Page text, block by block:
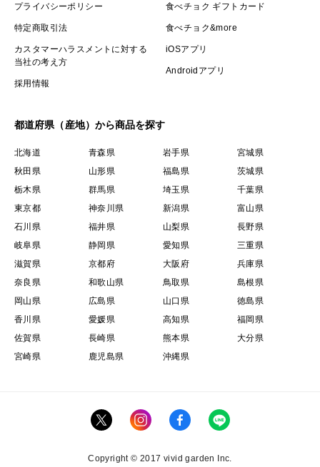
プライバシーポリシー
特定商取引法
カスタマーハラスメントに対する
当社の考え方
採用情報
食べチョク ギフトカード
食べチョク&more
iOSアプリ
Androidアプリ
都道府県（産地）から商品を探す
北海道 青森県 岩手県
宮城県
秋田県
山形県 福島県
茨城県
栃木県
群馬県 埼玉県
千葉県
東京都
神奈川県 新潟県
富山県
石川県
福井県 山梨県
長野県
岐阜県
静岡県 愛知県
三重県
滋賀県
京都府 大阪府
兵庫県
奈良県
和歌山県 鳥取県
島根県
岡山県
広島県 山口県
徳島県
香川県
愛媛県 高知県
福岡県
佐賀県
長崎県 熊本県
大分県
宮崎県
鹿児島県 沖縄県
Copyright © 2017 vivid garden Inc.